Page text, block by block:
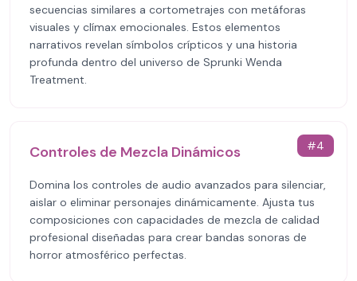
secuencias similares a cortometrajes con metáforas
visuales y clímax emocionales. Estos elementos
narrativos revelan símbolos crípticos y una historia
profunda dentro del universo de Sprunki Wenda
Treatment.
#4
Controles de Mezcla Dinámicos
Domina los controles de audio avanzados para silenciar,
aislar o eliminar personajes dinámicamente. Ajusta tus
composiciones con capacidades de mezcla de calidad
profesional diseñadas para crear bandas sonoras de
horror atmosférico perfectas.